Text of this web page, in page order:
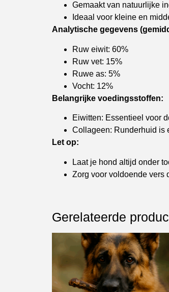
Gemaakt van natuurlijke
Ideaal voor kleine en
Analytische gegevens
Ruw eiwit: 60%
Ruw vet: 15%
Ruwe as: 5%
Vocht: 12%
Belangrijke voedingsstoffen:
Eiwitten: Essentieel voor
Collageen: Runderhuid is
Let op:
Laat je hond altijd onder
Zorg voor voldoende vers
Gerelateerde